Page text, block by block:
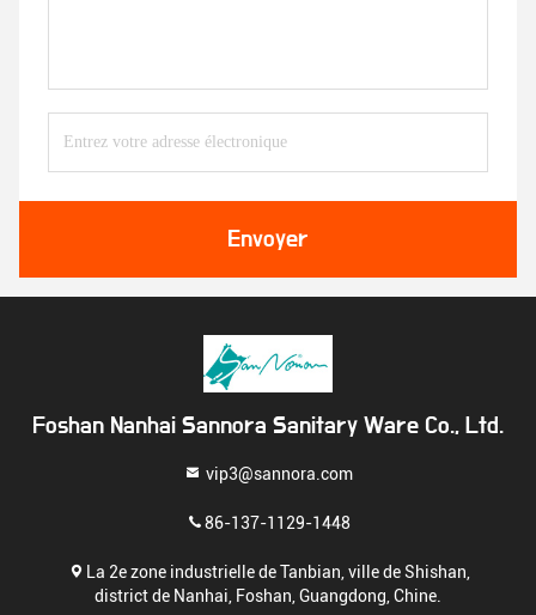
Envoyer
Foshan Nanhai Sannora Sanitary Ware Co., Ltd.
vip3@sannora.com
86-137-1129-1448
La 2e zone industrielle de Tanbian, ville de Shishan,
district de Nanhai, Foshan, Guangdong, Chine.